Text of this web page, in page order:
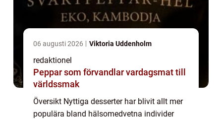
06 augusti 2026 Viktoria Uddenholm
redaktionel
Peppar som förvandlar vardagsmat till
världssmak
Översikt Nyttiga desserter har blivit allt mer
populära bland hälsomedvetna individer